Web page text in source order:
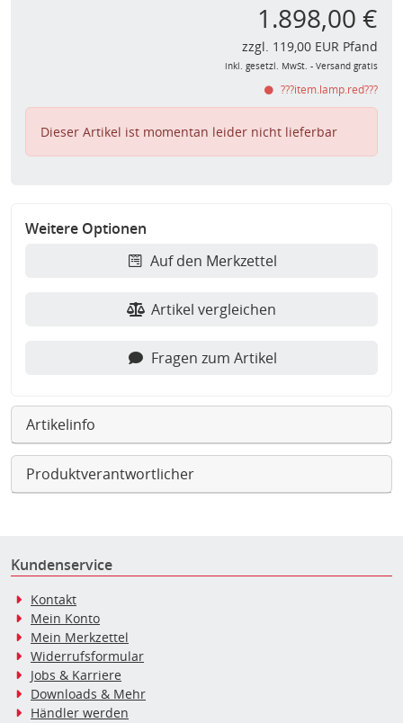
1.898,00 €
zzgl. 119,00 EUR Pfand
inkl. gesetzl. MwSt. - Versand gratis
???item.lamp.red???
Dieser Artikel ist momentan leider nicht lieferbar
Weitere Optionen
Auf den Merkzettel
Artikel vergleichen
Fragen zum Artikel
Artikelinfo
Produktverantwortlicher
Kundenservice
Kontakt
Mein Konto
Mein Merkzettel
Widerrufsformular
Jobs & Karriere
Downloads & Mehr
Händler werden